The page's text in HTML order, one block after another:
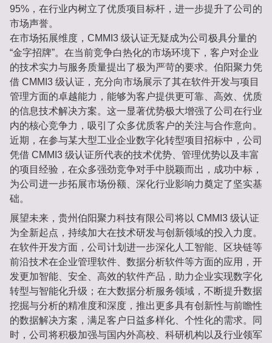
95%，在行业内树立了优质项目标杆，进一步提升了公司的
市场声誉。
在市场拓展维度，CMMI3 级认证无疑成为公司极具分量的
“金字招牌”。在当前竞争白热化的市场环境下，客户对企业
的技术实力与服务质量提出了极为严苛的要求。伯阳聚力凭
借 CMMI3 级认证，充分向市场展示了其在软件开发与项目
管理方面的卓越能力，能够为客户提供更可靠、高效、优质
的信息技术解决方案。这一显著优势极大增强了公司在行业
内的核心竞争力，吸引了众多优质客户的关注与合作意向。
近期，在参与某大型工业企业数字化转型项目招标中，公司
凭借 CMMI3 级认证所代表的技术优势、管理优势以及丰富
的项目经验，在众多强劲竞争对手中脱颖而出，成功中标，
为公司进一步拓展市场份额、深化行业影响力奠定了坚实基
础。
展望未来，贵州伯阳聚力科技有限公司将以 CMMI3 级认证
为全新起点，持续加大在技术研发与创新领域的投入力度。
在软件开发方面，公司计划进一步深化人工智能、区块链等
前沿技术在企业管理软件、数据分析软件等方面的应用，开
发更加智能、安全、高效的软件产品，助力企业实现数字化
转型与智能化升级；在大数据分析服务领域，不断提升数据
挖掘与分析的精准度和深度，推出更多具有创新性与前瞻性
的数据解决方案，满足客户日益多样化、个性化的需求。同
时，公司将积极加强与国内外高校、科研机构以及行业领军